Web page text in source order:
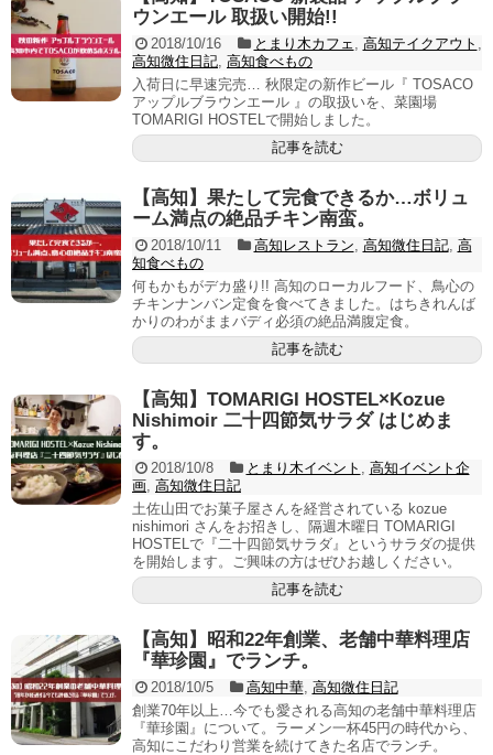
ウンエール 取扱い開始!!
2018/10/16 とまり木カフェ, 高知テイクアウト ,
高知微住日記, 高知食べもの
入荷日に早速完売… 秋限定の新作ビール『 TOSACO
アップルブラウンエール 』の取扱いを、菜園場
TOMARIGI HOSTELで開始しました。
記事を読む
【高知】果たして完食できるか…ボリュ
ーム満点の絶品チキン南蛮。
2018/10/11 高知レストラン, 高知微住日記, 高
知食べもの
何もかもがデカ盛り!! 高知のローカルフード、鳥心の
チキンナンバン定食を食べてきました。はちきれんば
かりのわがままバディ必須の絶品満腹定食。
記事を読む
【高知】TOMARIGI HOSTEL×Kozue
Nishimoir 二十四節気サラダ はじめま
す。
2018/10/8 とまり木イベント , 高知イベント企
画, 高知微住日記
土佐山田でお菓子屋さんを経営されている kozue
nishimori さんをお招きし、隔週木曜日 TOMARIGI
HOSTELで『二十四節気サラダ』というサラダの提供
を開始します。ご興味の方はぜひお越しください。
記事を読む
【高知】昭和22年創業、老舗中華料理店
『華珍園』でランチ。
2018/10/5 高知中華, 高知微住日記
創業70年以上…今でも愛される高知の老舗中華料理店
『華珍園』について。ラーメン一杯45円の時代から、
高知にこだわり営業を続けてきた名店でランチ。